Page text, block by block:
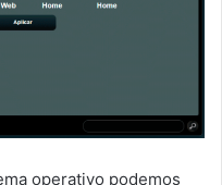
operativo podemos